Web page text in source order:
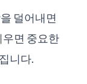
덜어내면
우면 중요한
니다.